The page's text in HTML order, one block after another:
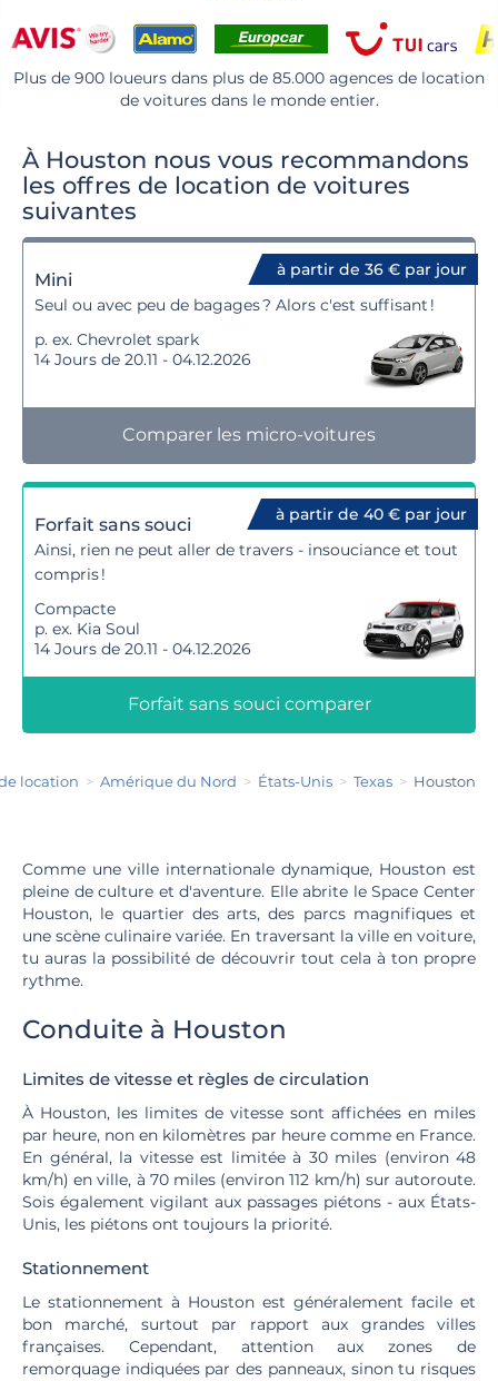
Plus de 900 loueurs dans plus de 85.000 agences de location
de voitures dans le monde entier.
À Houston nous vous recommandons
les offres de location de voitures
suivantes
à partir de 36 € par jour
Mini
Seul ou avec peu de bagages ? Alors c'est suffisant !
p. ex. Chevrolet spark
14 Jours de 20.11 - 04.12.2026
Comparer les micro-voitures
à partir de 40 € par jour
Forfait sans souci
Ainsi, rien ne peut aller de travers - insouciance et tout
compris !
Compacte
p. ex. Kia Soul
14 Jours de 20.11 - 04.12.2026
Forfait sans souci comparer
location Amérique du Nord États-Unis Texas Houston
Comme une ville internationale dynamique, Houston est
pleine de culture et d'aventure. Elle abrite le Space Center
Houston, le quartier des arts, des parcs magnifiques et
une scène culinaire variée. En traversant la ville en voiture,
tu auras la possibilité de découvrir tout cela à ton propre
rythme.
Conduite à Houston
Limites de vitesse et règles de circulation
À Houston, les limites de vitesse sont affichées en miles
par heure, non en kilomètres par heure comme en France.
En général, la vitesse est limitée à 30 miles (environ 48
km/h) en ville, à 70 miles (environ 112 km/h) sur autoroute.
Sois également vigilant aux passages piétons - aux États-
Unis, les piétons ont toujours la priorité.
Stationnement
Le stationnement à Houston est généralement facile et
bon marché, surtout par rapport aux grandes villes
françaises. Cependant, attention aux zones de
remorquage indiquées par des panneaux, sinon tu risques